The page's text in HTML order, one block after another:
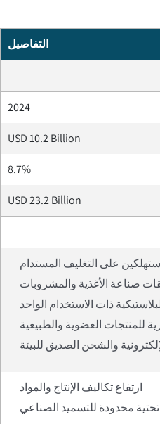
التفاصيل
2024
USD 10.2 Billion
8.7%
USD 23.2 Billion
على التغليف المستدام
صناعة الأغذية والمشروبات
ذات الاستخدام الواحد
للمنتجات العضوية والطبيعية
والشحن الصديق للبيئة
ارتفاع تكاليف الإنتاج والمواد
تحتية محدودة للتسميد الصناعي